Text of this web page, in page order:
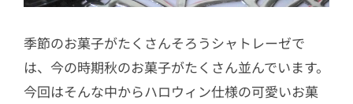
季節のお菓子がたくさんそろうシャトレーゼで
は、今の時期秋のお菓子がたくさん並んでいます。
今回はそんな中からハロウィン仕様の可愛いお菓